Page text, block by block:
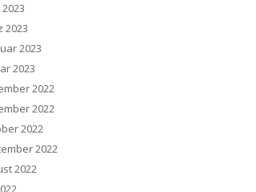
2023
2023
2023
2022
2022
2022
2022
2022